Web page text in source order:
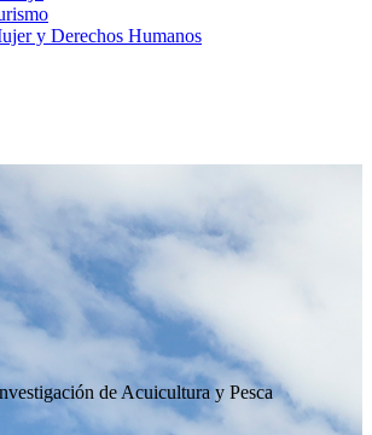
y Derechos Humanos
de Acuicultura y Pesca